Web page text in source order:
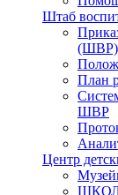
Штаб
(ШВР)
План
ШВР
Центр